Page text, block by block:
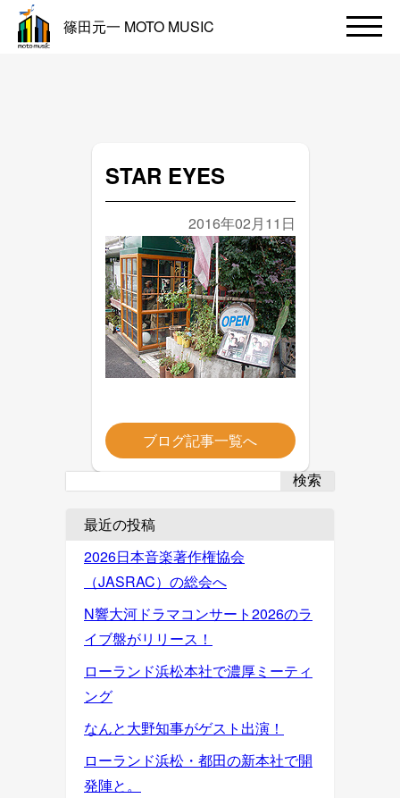
篠田元一 MOTO MUSIC
STAR EYES
2016年02月11日
ブログ記事一覧へ
検索
最近の投稿
2026日本音楽著作権協会
（JASRAC）の総会へ
N響大河ドラマコンサート2026のラ
イブ盤がリリース！
ローランド浜松本社で濃厚ミーティ
ング
なんと大野知事がゲスト出演！
ローランド浜松・都田の新本社で開
発陣と。